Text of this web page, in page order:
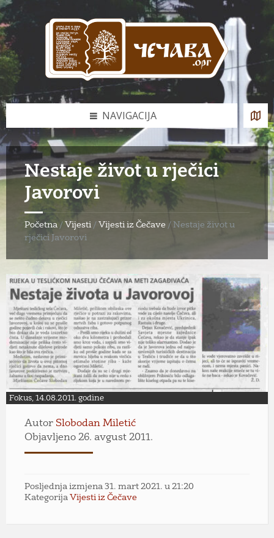
Skip
to
content
Skip
to
left
sidebar
Skip
to
footer
NAVIGACIJA
Nestaje život u rječici
Javorovi
Početna / Vijesti / Vijesti iz Čečave / Nestaje život u
rječici Javorovi
Fokus, 14.08.2011. godine
Autor Slobodan Miletić
Objavljeno 26. avgust 2011.
Posljednja izmjena 31. mart 2021. u 21:20
Kategorija Vijesti iz Čečave